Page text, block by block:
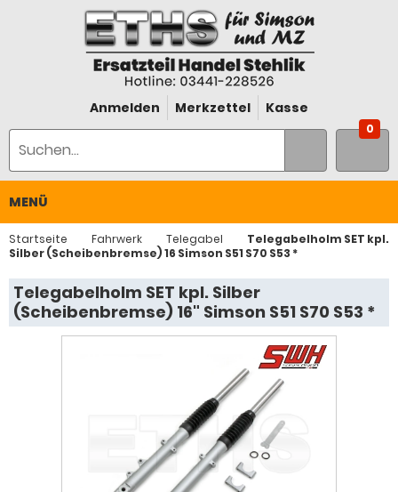
Anmelden Merkzettel Kasse
0
MENÜ
Startseite Fahrwerk Telegabel
Telegabelholm SET kpl.
Silber (Scheibenbremse) 16 Simson S51 S70 S53 *
Telegabelholm SET kpl. Silber
(Scheibenbremse) 16" Simson S51 S70 S53 *